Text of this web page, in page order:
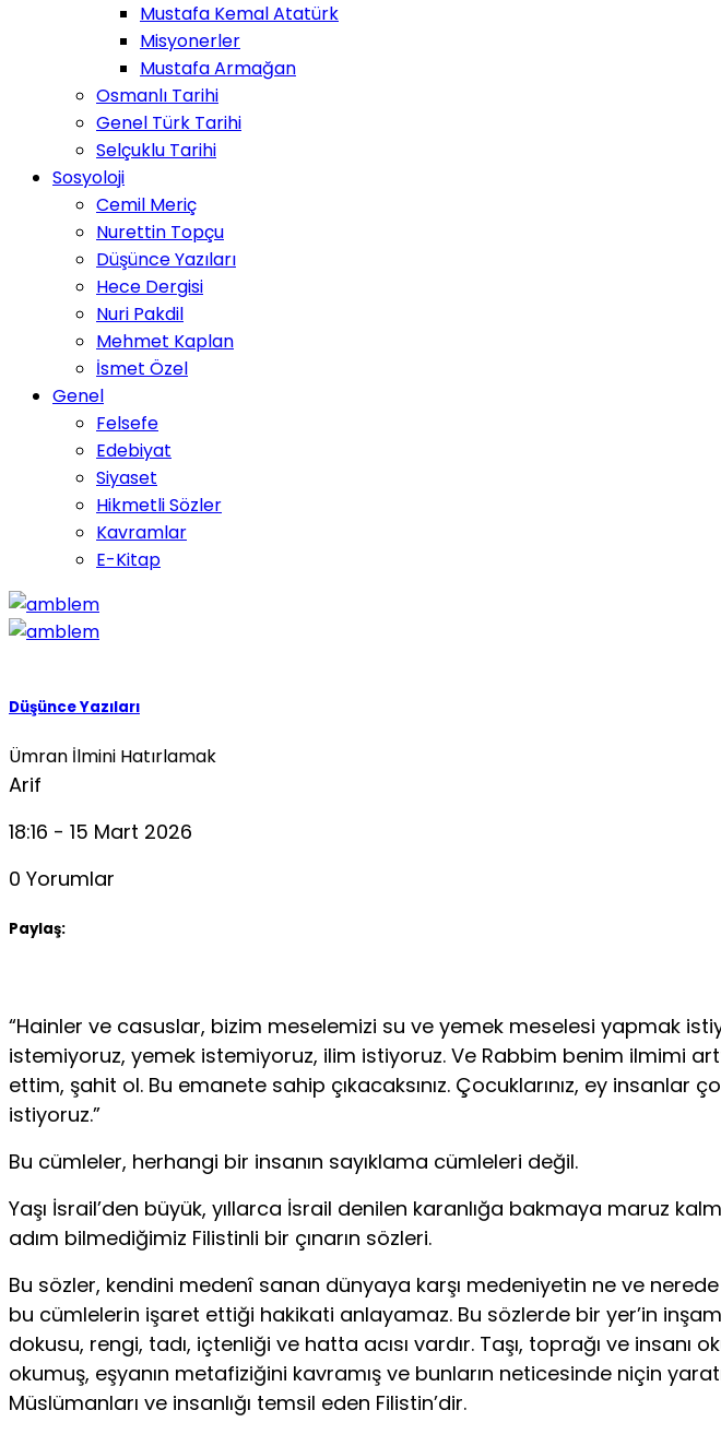
Mustafa Kemal Atatürk
Misyonerler
Mustafa Armağan
Osmanlı Tarihi
Genel Türk Tarihi
Selçuklu Tarihi
Sosyoloji
Cemil Meriç
Nurettin Topçu
Düşünce Yazıları
Hece Dergisi
Nuri Pakdil
Mehmet Kaplan
İsmet Özel
Genel
Felsefe
Edebiyat
Siyaset
Hikmetli Sözler
Kavramlar
E-Kitap
Düşünce Yazıları
Ümran İlmini Hatırlamak
Arif
18:16 - 15 Mart 2026
0 Yorumlar
Paylaş:
“Hainler ve casuslar, bizim meselemizi su ve yemek meselesi yapmak
istemiyoruz, yemek istemi­yoruz, ilim istiyoruz. Ve Rabbim benim ilmimi
ettim, şahit ol. Bu emanete sahip çıkacaksınız. Çocuklarınız, ey insanlar
istiyoruz.”
Bu cümleler, herhangi bir insanın sayıklama cümleleri değil.
Yaşı İsrail’den büyük, yıllarca İsrail denilen karanlığa bakmaya maruz
adım bilmediğimiz Filistinli bir çınarın sözleri.
Bu sözler, kendini medenî sanan dünyaya karşı mede­niyetin ne ve
bu cümlelerin işaret ettiği hakikati anlayamaz. Bu sözlerde bir yer’in
dokusu, rengi, tadı, içtenliği ve hatta acısı vardır. Taşı, toprağı ve
okumuş, eş­yanın metafiziğini kavramış ve bunların neticesinde niçin
Müslümanları ve insanlığı temsil eden Filistin’dir.